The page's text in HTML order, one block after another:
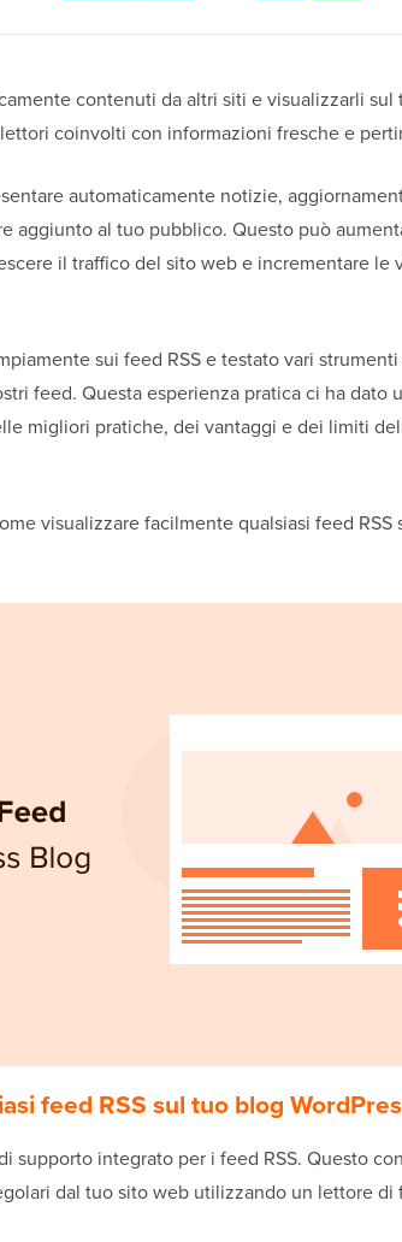
contenuti da altri siti e visualizzarli sul
coinvolti con informazioni fresche e
automaticamente notizie,
aggiunto al tuo pubblico. Questo può
il traffico del sito web e incrementare le
sui feed RSS e testato vari
feed. Questa esperienza pratica ci ha dato
migliori pratiche, dei vantaggi e dei limiti
visualizzare facilmente qualsiasi feed RSS
feed RSS sul tuo blog
supporto integrato per i feed RSS. Questo
dal tuo sito web utilizzando un lettore di